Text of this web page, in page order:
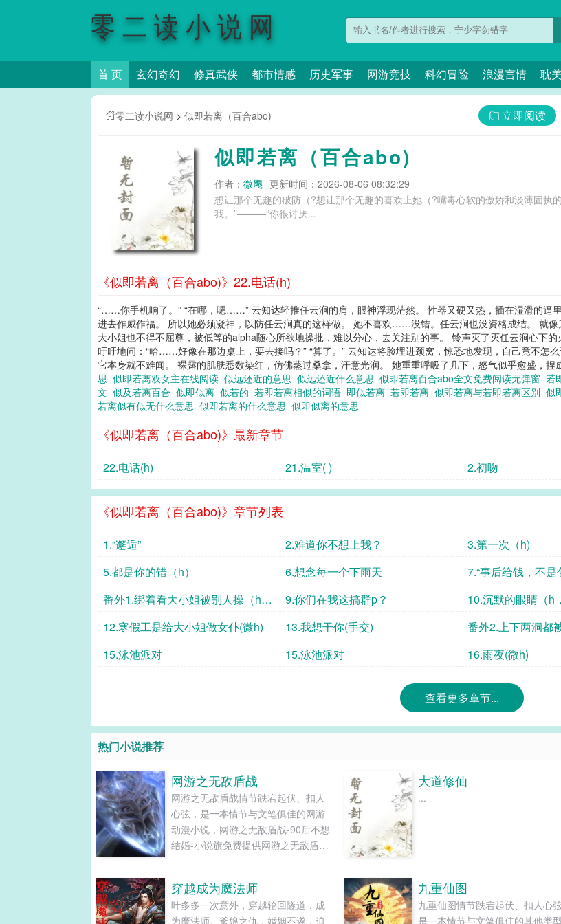
零二读小说网
首 页 玄幻奇幻 修真武侠 都市情感 历史军事 网游竞技 科幻冒险 浪漫言情 耽
零二读小说网 > 似即若离（百合abo) 立即阅读
似即若离（百合abo)
作者： 微飔 更新时间：2026-08-06 08:32:29
想让那个无趣的破防（?想让那个无趣的喜欢上她（?嘴毒心软的傲娇和淡薄固执
我。”———“你很讨厌...
《似即若离（百合abo)》22.电话(h)
“……你手机响了。” “在哪，嗯……” 云知达轻推任云涧的肩，眼神浮现茫然。 性器又硬又热，插在湿滑的逼
进去作威作福。 所以她必须凝神，以防任云涧真的这样做。 她不喜欢……没错。任云涧也没资格成结。 就
大小姐也不得不屈尊，被低等的alpha随心所欲地操批，难以分心，去关注别的事。 铃声灭了灭任云涧心下
吁吁地问：“哈……好像在那边桌上，要去接吗？” “算了。” 云知达将脸埋进颈窝，惊恐地发现，自己竟不怎
它本身就不难闻。 裸露的肌肤悉数染红，仿佛蒸过桑拿，汗意光润。 她重重呼吸了几下，怒气似乎愈盛，
思 似即若离双女主在线阅读 似远还近的意思 似远还近什么意思 似即若离百合abo全文免费阅读无弹窗 若
文 似及若离百合 似即似离 似若的 若即若离相似的词语 即似若离 若即若离 似即若离与若即若离区别 似
若离似有似无什么意思 似即若离的什么意思 似即似离的意思
《似即若离（百合abo)》最新章节
22.电话(h) 21.温室( ) 2.初吻
《似即若离（百合abo)》章节列表
1.“邂逅” 2.难道你不想上我？ 3.第一次（h)
5.都是你的错（h） 6.想念每一个下雨天
7.“事后给钱，不是
“嫖娼
番外1.绑着看大小姐被别人操（h，
伪ntr，微
9.你们在我这搞群p？ 10.沉默的眼睛（h
12.寒假工是给大小姐做女仆(微h)
13.我想干你(手交)
15.泳池派对
15.泳池派对 16.雨夜(微h)
查看更多章节...
热门小说推荐
网游之无敌盾战
网游之无敌盾战情节跌宕起伏、扣人
心弦，是一本情节与文笔俱佳的网游
动漫小说，网游之无敌盾战-90后不想
结婚-小说旗免费提供网游之无敌盾战
大道修仙
...
穿越成为魔法师
叶多多一次意外，穿越轮回隧道，成
为魔法师。爹娘之仇，婚姻不遂，迫
九重仙图
九重仙图情节跌宕起伏、扣人心弦
是一本情节与文笔俱佳的其他类